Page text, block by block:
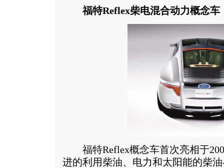
福特Reflex柴电混合动力概念车
福特Reflex概念车首次亮相于
进的利用柴油、电力和太阳能的柴